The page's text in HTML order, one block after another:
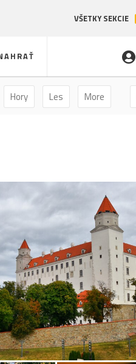
VŠETKY SEKCIE
Hory Les More